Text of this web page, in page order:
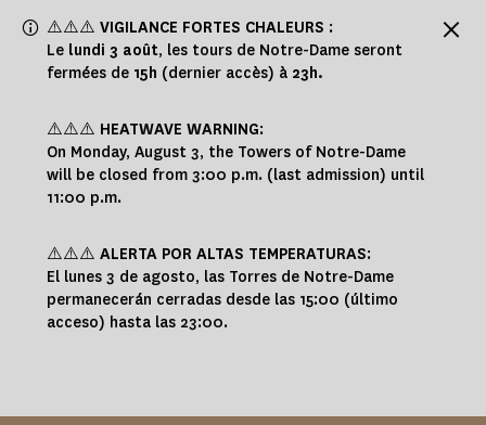
⚠️⚠️⚠️ VIGILANCE FORTES CHALEURS :
Le lundi 3 août, les tours de Notre-Dame seront
fermées de 15h (dernier accès) à 23h.
⚠️⚠️⚠️ HEATWAVE WARNING:
On Monday, August 3, the Towers of Notre-Dame
will be closed from 3:00 p.m. (last admission) until
11:00 p.m.
⚠️⚠️⚠️ ALERTA POR ALTAS TEMPERATURAS:
El lunes 3 de agosto, las Torres de Notre-Dame
permanecerán cerradas desde las 15:00 (último
acceso) hasta las 23:00.